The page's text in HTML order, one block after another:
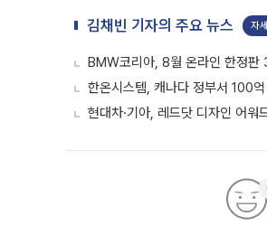
김채빈 기자의 주요 뉴스 자
BMW코리아, 8월 온라인 한정판
한온시스템, 캐나다 정부서 100
현대차·기아, 레드닷 디자인 어